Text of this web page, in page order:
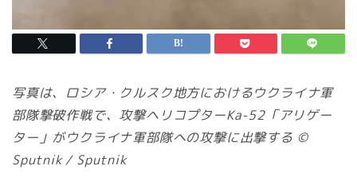
写真は、ロシア・クルスク地方におけるウクライナ軍
部隊撃破作戦で、攻撃ヘリコプターKa-52「アリゲー
ター」がウクライナ軍部隊への攻撃に出撃する ©
Sputnik / Sputnik